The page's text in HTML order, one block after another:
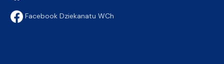
Facebook Dziekanatu WCh